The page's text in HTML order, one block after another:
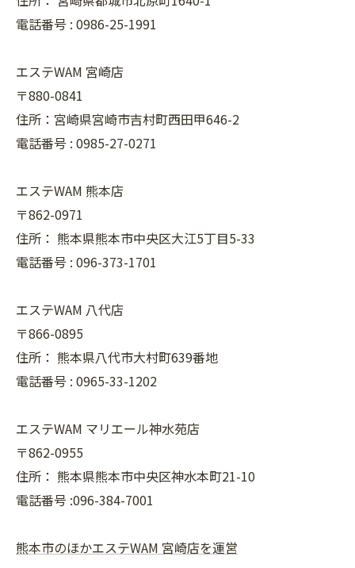
電話番号 : 0986-25-1991
エステWAM 宮崎店
〒880-0841
住所：宮崎県宮崎市吉村町西田甲646-2
電話番号 : 0985-27-0271
エステWAM 熊本店
〒862-0971
住所： 熊本県熊本市中央区大江5丁目5-33
電話番号 : 096-373-1701
エステWAM 八代店
〒866-0895
住所： 熊本県八代市大村町639番地
電話番号 : 0965-33-1202
エステWAM マリエール神水苑店
〒862-0955
住所： 熊本県熊本市中央区神水本町21-10
電話番号 :096-384-7001
熊本市のほかエステWAM 宮崎店を運営